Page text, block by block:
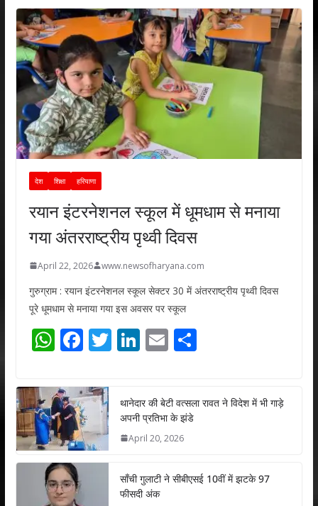
देश शिक्षा हरियाणा
रयान इंटरनेशनल स्कूल में धूमधाम से मनाया
गया अंतरराष्ट्रीय पृथ्वी दिवस
April 22, 2026 www.newsofharyana.com
गुरुग्राम : रयान इंटरनेशनल स्कूल सेक्टर 30 में अंतरराष्ट्रीय पृथ्वी दिवस
पूरे धूमधाम से मनाया गया इस अवसर पर स्कूल
W
at
s
A
p
p
F
e
b
o
o
T
er
Li
e
dI
E
l
S
e
थानेदार की बेटी वत्सला रावत ने विदेश में भी गाड़े
अपनी प्रतिभा के झंडे
April 20, 2026
साँची गुलाटी ने सीबीएसई 10वीं में झटके 97
फीसदी अंक